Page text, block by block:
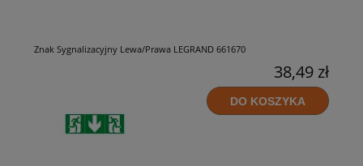
Znak Sygnalizacyjny Lewa/Prawa LEGRAND 661670
38,49 zł
DO KOSZYKA